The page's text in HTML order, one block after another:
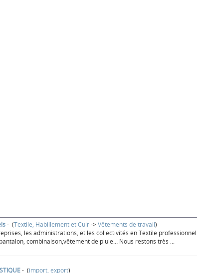
- (Textile, Habillement et Cuir->Vêtements de travail)
les administrations, et les collectivités en Textile
combinaison,vêtement de pluie… Nous restons très ...
- (import, export)